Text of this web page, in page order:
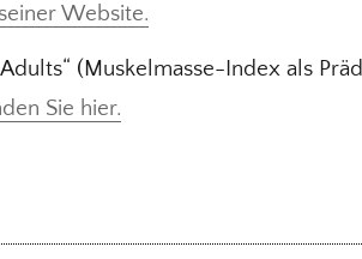
Website.
(Muskelmasse-Index als
Sie hier.